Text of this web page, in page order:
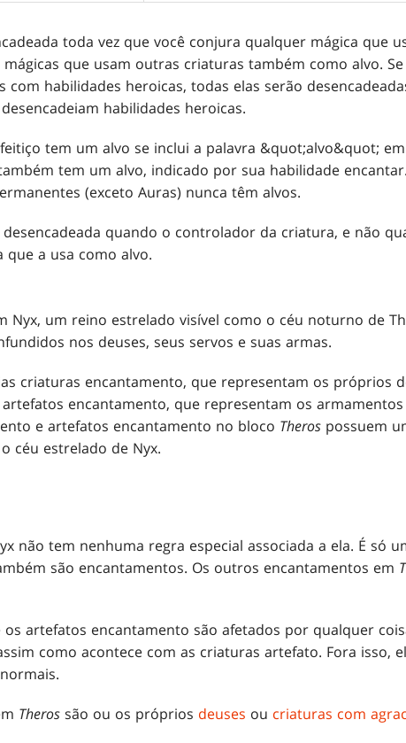
toda vez que você conjura qualquer mágica que
que usam outras criaturas também como alvo.
habilidades heroicas, todas elas serão
habilidades heroicas.
tem um alvo se inclui a palavra &quot;alvo&quot;
tem um alvo, indicado por sua habilidade
(exceto Auras) nunca têm alvos.
quando o controlador da criatura, e não
que a usa como alvo.
Nyx, um reino estrelado visível como o céu noturno de
nos deuses, seus servos e suas armas.
criaturas encantamento, que representam os próprios
encantamento, que representam os armamentos
e artefatos encantamento no bloco Theros possuem
céu estrelado de Nyx.
não tem nenhuma regra especial associada a ela. É só
são encantamentos. Os outros encantamentos em
artefatos encantamento são afetados por qualquer
como acontece com as criaturas artefato. Fora isso,
Theros são ou os próprios deuses ou criaturas com